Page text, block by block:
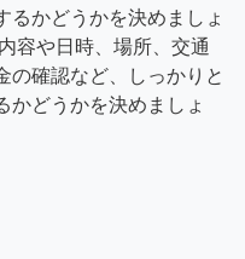
るかどうかを決めましょ
容や日時、場所、交通
の確認など、しっかりと
かどうかを決めましょ